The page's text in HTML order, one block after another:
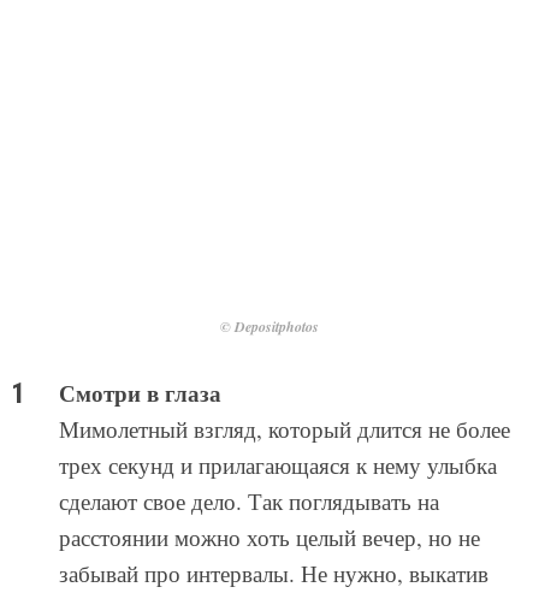
© Depositphotos
Смотри в глаза
Мимолетный взгляд, который длится не более
трех секунд и прилагающаяся к нему улыбка
сделают свое дело. Так поглядывать на
расстоянии можно хоть целый вечер, но не
забывай про интервалы. Не нужно, выкатив